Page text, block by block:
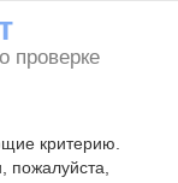
проверке
критерию.